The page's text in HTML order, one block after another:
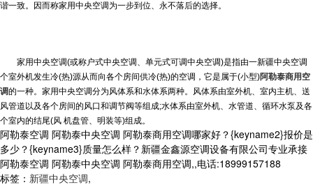
谐一致。因而称家用中央空调为一步到位、永不落后的选择。
家用中央空调(或称户式中央空调、单元式可调中央空调)是指由一新疆中央空调
个室外机发生冷(热)源从而向各个房间供冷(热)的空调，它是属于(小型)阿勒泰商用空
调的一种。家用中央空调分为风体系和水体系两种。风体系由室外机、室内主机、送
风管道以及各个房间的风口和调节阀等组成;水体系由室外机、水管道、循环水泵及各
个室内的结尾(风 机盘管、明装等)组成。
阿勒泰空调 阿勒泰中央空调 阿勒泰商用空调哪家好？{keyname2}报价是
多少？{keyname3}质量怎么样？新疆金鑫源空调设备有限公司专业承接
阿勒泰空调 阿勒泰中央空调 阿勒泰商用空调,,电话:18999157188
标签： 新疆中央空调,